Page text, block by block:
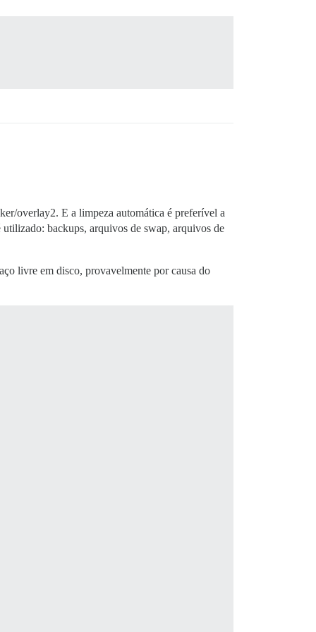
overlay2. E a limpeza automática é preferível a
utilizado: backups, arquivos de swap, arquivos de
livre em disco, provavelmente por causa do